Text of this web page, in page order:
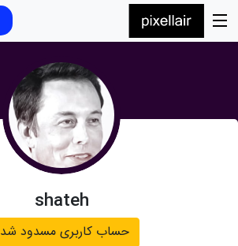
shateh
حساب کاربری مسدود